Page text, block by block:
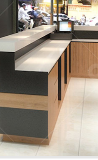
QDC rất hân hạnh khi
dự án tổng thầu thi công